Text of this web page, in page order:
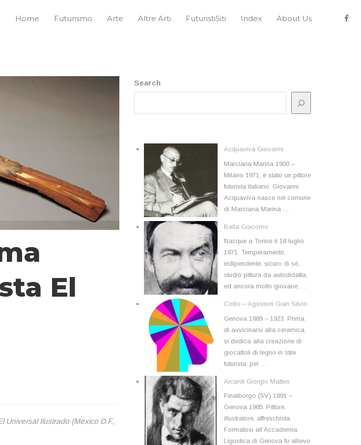
Home Futurismo Arte Altre Arti FuturistiSiti Index About Us
El
Universal Ilustrado (México D.F.,
Search
Acquaviva Giovanni
Marciana Marina 1900 –
Milano 1971, è stato un pittore
futurista italiano. Giovanni
Acquaviva nasce nel comune
di Marciana Marina …
Balla Giacomo
Nacque a Torino il 18 luglio
1871. Temperamento
indipendente, sicuro di sé,
studiò pittura da autodidatta,
ed ancora molto giovane, …
Cirillo – Agostoni Gian Silvio
Genova 1889 – 1923. Prima
di avvicinarsi alla ceramica
si dedica alla creazione di
giocattoli di legno in stile
futurista, per …
Aicardi Giorgio Matteo
Finalborgo (SV) 1891 –
Genova 1985. Pittore,
illustratore, affreschista.
Formatosi all’Accademia
Ligustica di Genova fu allievo